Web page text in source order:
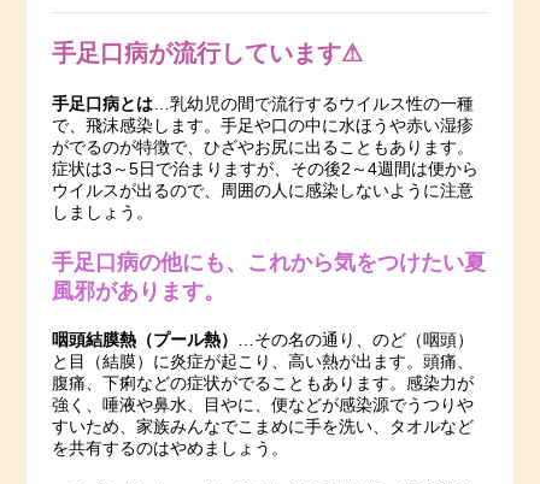
手足口病が流行しています⚠
手足口病とは…乳幼児の間で流行するウイルス性の一種
で、飛沫感染します。手足や口の中に水ほうや赤い湿疹
がでるのが特徴で、ひざやお尻に出ることもあります。
症状は3～5日で治まりますが、その後2～4週間は便から
ウイルスが出るので、周囲の人に感染しないように注意
しましょう。
手足口病の他にも、これから気をつけたい夏
風邪があります。
咽頭結膜熱（プール熱） …その名の通り、のど（咽頭）
と目（結膜）に炎症が起こり、高い熱が出ます。頭痛、
腹痛、下痢などの症状がでることもあります。感染力が
強く、唾液や鼻水、目やに、便などが感染源でうつりや
すいため、家族みんなでこまめに手を洗い、タオルなど
を共有するのはやめましょう。